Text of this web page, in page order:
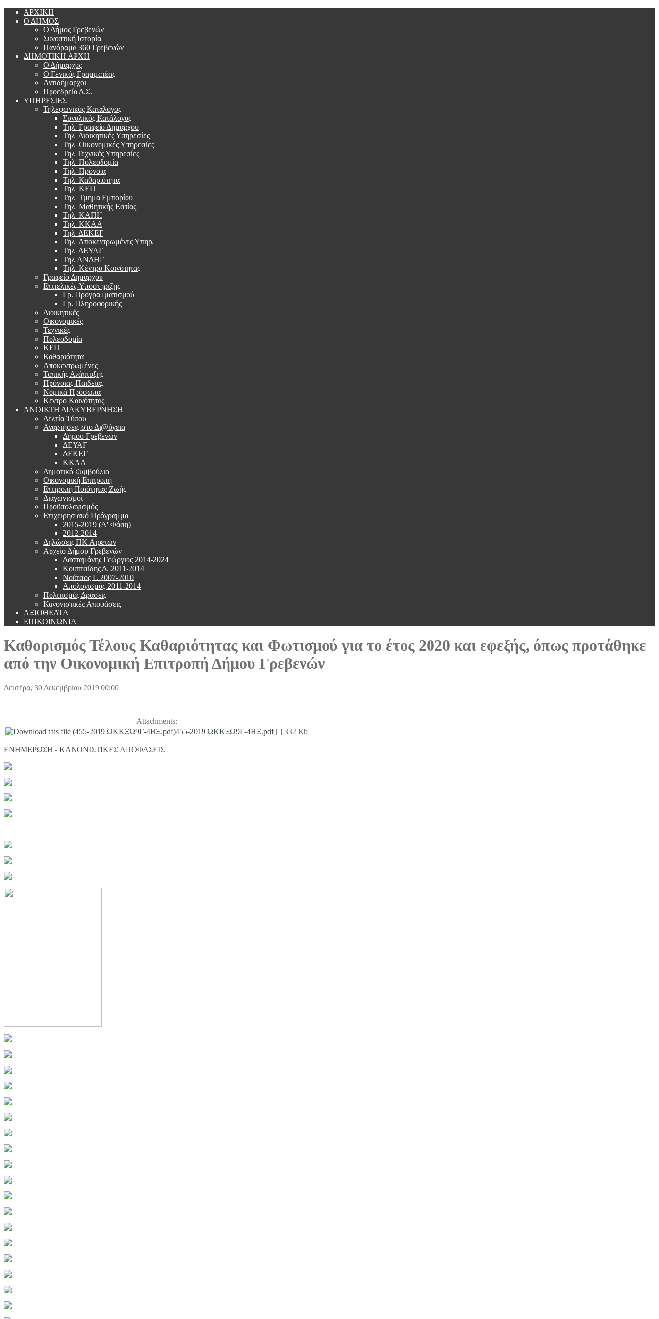
ΑΡΧΙΚΗ
Ο ΔΗΜΟΣ
Ο Δήμος Γρεβενών
Συνοπτική Ιστορία
Πανόραμα 360 Γρεβενών
ΔΗΜΟΤΙΚΗ ΑΡΧΗ
Ο Δήμαρχος
Ο Γενικός Γραμματέας
Αντιδήμαρχοι
Προεδρείο Δ.Σ.
ΥΠΗΡΕΣΙΕΣ
Τηλεφωνικός Κατάλογος
Συνολικός Κατάλογος
Τηλ. Γραφείο Δημάρχου
Τηλ. Διοικητικές Υπηρεσίες
Τηλ. Οικονομικές Υπηρεσίες
Τηλ.Τεχνικές Υπηρεσίες
Τηλ. Πολεοδομία
Τηλ. Πρόνοια
Τηλ. Καθαριότητα
Τηλ. ΚΕΠ
Τηλ. Τμημα Εμπορίου
Τηλ. Μαθητικής Εστίας
Τηλ. ΚΑΠΗ
Τηλ. ΚΚΑΑ
Τηλ. ΔΕΚΕΓ
Τηλ. Αποκεντρωμένες Υπηρ.
Τηλ. ΔΕΥΑΓ
Τηλ.ΑΝΔΗΓ
Τηλ. Κέντρο Κοινότητας
Γραφείο Δημάρχου
Επιτελικές-Υποστήριξης
Γρ. Προγραμματισμού
Γρ. Πληροφορικής
Διοικητικές
Οικονομικές
Τεχνικές
Πολεοδομία
ΚΕΠ
Καθαριότητα
Αποκεντρωμένες
Τοπικής Ανάπτυξης
Πρόνοιας-Παιδείας
Νομικά Πρόσωπα
Κέντρο Κοινότητας
ΑΝΟΙΚΤΗ ΔΙΑΚΥΒΕΡΝΗΣΗ
Δελτία Τύπου
Αναρτήσεις στο Δι@ύγεια
Δήμου Γρεβενών
ΔΕΥΑΓ
ΔΕΚΕΓ
ΚΚΑΑ
Δημοτικό Συμβούλιο
Οικονομική Επιτροπή
Επιτροπή Ποιότητας Ζωής
Διαγωνισμοί
Προϋπολογισμός
Επιχειρησιακό Πρόγραμμα
2015-2019 (Α' Φάση)
2012-2014
Δηλώσεις ΠΚ Αιρετών
Αρχείο Δήμου Γρεβενών
Δασταμάνης Γεώργιος 2014-2024
Κουπτσίδης Δ. 2011-2014
Νούτσος Γ. 2007-2010
Απολογισμός 2011-2014
Πολιτισμός Δράσεις
Κανονιστικές Αποφάσεις
ΑΞΙΟΘΕΑΤΑ
ΕΠΙΚΟΙΝΩΝΙΑ
Καθορισμός Τέλους Καθαριότητας και Φωτισμού για το έτος 2020 και εφεξής, όπως προτάθηκε
από την Οικονομική Επιτροπή Δήμου Γρεβενών
Δευτέρα, 30 Δεκεμβρίου 2019 00:00
Attachments:
455-2019 ΩΚΚΞΩ9Γ-4ΗΞ.pdf [ ] 332 Kb
ΕΝΗΜΕΡΩΣΗ - ΚΑΝΟΝΙΣΤΙΚΕΣ ΑΠΟΦΑΣΕΙΣ